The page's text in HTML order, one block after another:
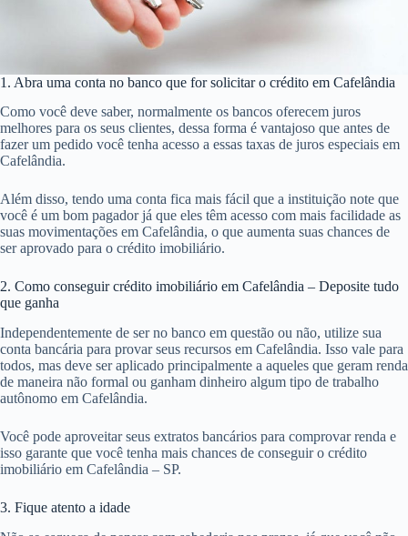
1. Abra uma conta no banco que for solicitar o crédito em Cafelândia
Como você deve saber, normalmente os bancos oferecem juros
melhores para os seus clientes, dessa forma é vantajoso que antes de
fazer um pedido você tenha acesso a essas taxas de juros especiais em
Cafelândia.
Além disso, tendo uma conta fica mais fácil que a instituição note que
você é um bom pagador já que eles têm acesso com mais facilidade as
suas movimentações em Cafelândia, o que aumenta suas chances de
ser aprovado para o crédito imobiliário.
2. Como conseguir crédito imobiliário em Cafelândia – Deposite tudo
que ganha
Independentemente de ser no banco em questão ou não, utilize sua
conta bancária para provar seus recursos em Cafelândia. Isso vale para
todos, mas deve ser aplicado principalmente a aqueles que geram renda
de maneira não formal ou ganham dinheiro algum tipo de trabalho
autônomo em Cafelândia.
Você pode aproveitar seus extratos bancários para comprovar renda e
isso garante que você tenha mais chances de conseguir o crédito
imobiliário em Cafelândia – SP.
3. Fique atento a idade